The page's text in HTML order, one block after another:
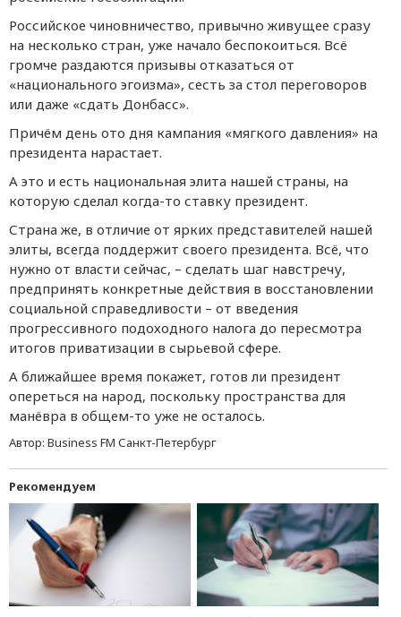
Российское чиновничество, привычно живущее сразу
на несколько стран, уже начало беспокоиться. Всё
громче раздаются призывы отказаться от
«национального эгоизма», сесть за стол переговоров
или даже «сдать Донбасс».
Причём день ото дня кампания «мягкого давления» на
президента нарастает.
А это и есть национальная элита нашей страны, на
которую сделал когда-то ставку президент.
Страна же, в отличие от ярких представителей нашей
элиты, всегда поддержит своего президента. Всё, что
нужно от власти сейчас, – сделать шаг навстречу,
предпринять конкретные действия в восстановлении
социальной справедливости – от введения
прогрессивного подоходного налога до пересмотра
итогов приватизации в сырьевой сфере.
А ближайшее время покажет, готов ли президент
опереться на народ, поскольку пространства для
манёвра в общем-то уже не осталось.
Автор: Business FM Санкт-Петербург
Рекомендуем